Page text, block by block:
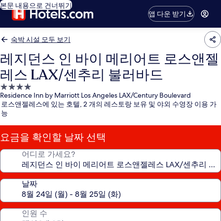
본문 내용으로 건너뛰기
앱 다운 받기
숙박 시설 모두 보기
레지던스 인 바이 메리어트 로스앤젤
레스 LAX/센추리 불러바드
4.0
성
급
숙
시
설
Residence Inn by Marriott Los Angeles LAX/Century Boulevard
로스앤젤레스에 있는 호텔, 2 개의 레스토랑 보유 및 야외 수영장 이용 가
능
요금을 확인할 날짜 선택
어디로 가세요?
날짜
인원 수